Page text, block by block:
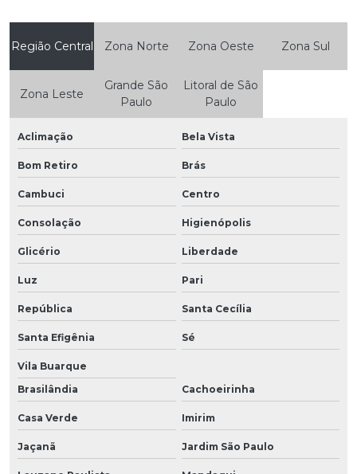
Região Central Zona Norte Zona Oeste Zona Sul
Zona Leste
Grande São
Paulo
Litoral de São
Paulo
Aclimação Bela Vista
Bom Retiro Brás
Cambuci Centro
Consolação Higienópolis
Glicério Liberdade
Luz Pari
República Santa Cecília
Santa Efigênia Sé
Vila Buarque
Brasilândia
Cachoeirinha
Casa Verde Imirim
Jaçanã Jardim São Paulo